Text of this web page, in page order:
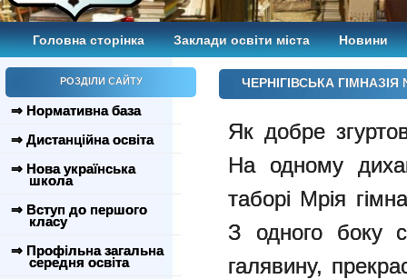
Головна сторінка Заклади освіти міста Новини
РОЗДІЛИ САЙТУ
⇒ Нормативна база
⇒ Дистанційна освіта
⇒ Нова українська
школа
⇒ Вступ до першого
класу
⇒ Профільна загальна
середня освіта
ЧЕРНІГІВСЬКА
Як добре
На одному
таборі Мрія
З одного боку
галявину,